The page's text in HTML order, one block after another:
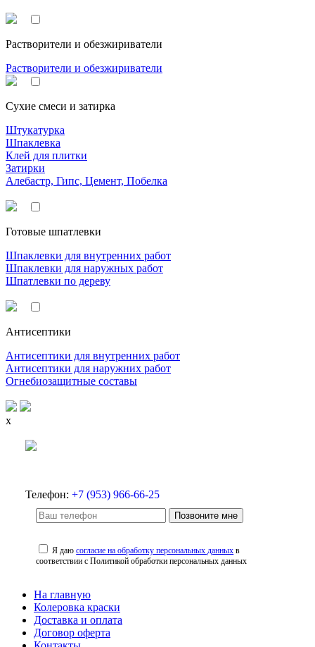
Растворители и обезжириватели
Растворители и обезжириватели
Сухие смеси и затирка
Штукатурка
Шпаклевка
Клей для плитки
Затирки
Алебастр, Гипс, Цемент, Побелка
Готовые шпатлевки
Шпаклевки для внутренних работ
Шпаклевки для наружных работ
Шпатлевки по дереву
Антисептики
Антисептики для внутренних работ
Антисептики для наружних работ
Огнебиозащитные составы
x
Телефон: +7 (953) 966-66-25
Позвоните мне
Я даюсогласие на обработку персональных данных в
соответствии с Политикой обработки персональных данных
На главную
Колеровка краски
Доставка и оплата
Договор оферта